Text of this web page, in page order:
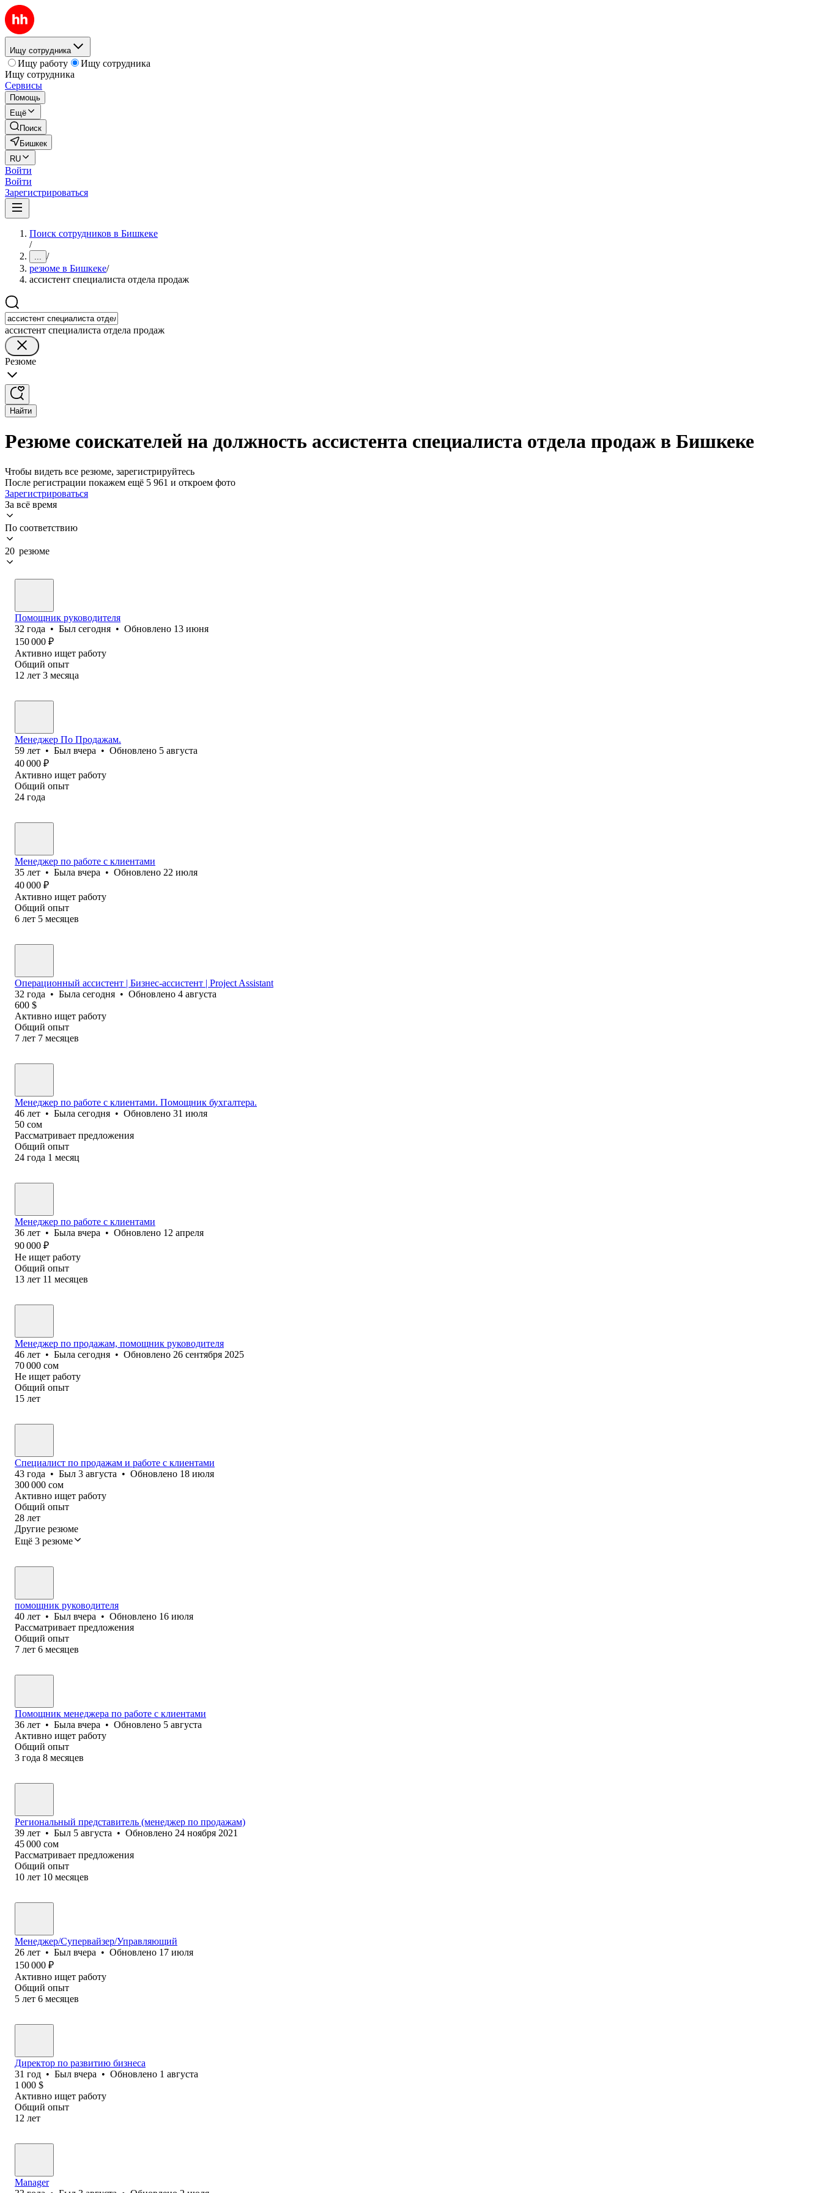
Ищу сотрудника
Ищу работу
Ищу сотрудника
Ищу сотрудника
Сервисы
Помощь
Ещё
Поиск
Бишкек
RU
Войти
Войти
Зарегистрироваться
Поиск сотрудников в Бишкеке
/
... /
резюме в Бишкеке/
ассистент специалиста отдела продаж
ассистент специалиста отдела продаж
Резюме
Найти
Резюме соискателей на должность ассистента специалиста отдела продаж в Бишкеке
Чтобы видеть все резюме, зарегистрируйтесь
После регистрации покажем ещё 5 961 и откроем фото
Зарегистрироваться
За всё время
По соответствию
20 резюме
Помощник руководителя
32 года • Был сегодня • Обновлено 13 июня
150 000 ₽
Активно ищет работу
Общий опыт
12 лет 3 месяца
Менеджер По Продажам.
59 лет • Был вчера • Обновлено 5 августа
40 000 ₽
Активно ищет работу
Общий опыт
24 года
Менеджер по работе с клиентами
35 лет • Была вчера • Обновлено 22 июля
40 000 ₽
Активно ищет работу
Общий опыт
6 лет 5 месяцев
Операционный ассистент | Бизнес-ассистент | Project Assistant
32 года • Была сегодня • Обновлено 4 августа
600 $
Активно ищет работу
Общий опыт
7 лет 7 месяцев
Менеджер по работе с клиентами. Помощник бухгалтера.
46 лет • Была сегодня • Обновлено 31 июля
50 сом
Рассматривает предложения
Общий опыт
24 года 1 месяц
Менеджер по работе с клиентами
36 лет • Была вчера • Обновлено 12 апреля
90 000 ₽
Не ищет работу
Общий опыт
13 лет 11 месяцев
Менеджер по продажам, помощник руководителя
46 лет • Была сегодня • Обновлено 26 сентября 2025
70 000 сом
Не ищет работу
Общий опыт
15 лет
Специалист по продажам и работе с клиентами
43 года • Был 3 августа • Обновлено 18 июля
300 000 сом
Активно ищет работу
Общий опыт
28 лет
Другие резюме
Ещё 3 резюме
помощник руководителя
40 лет • Был вчера • Обновлено 16 июля
Рассматривает предложения
Общий опыт
7 лет 6 месяцев
Помощник менеджера по работе с клиентами
36 лет • Была вчера • Обновлено 5 августа
Активно ищет работу
Общий опыт
3 года 8 месяцев
Региональный представитель (менеджер по продажам)
39 лет • Был 5 августа • Обновлено 24 ноября 2021
45 000 сом
Рассматривает предложения
Общий опыт
10 лет 10 месяцев
Менеджер/Супервайзер/Управляющий
26 лет • Был вчера • Обновлено 17 июля
150 000 ₽
Активно ищет работу
Общий опыт
5 лет 6 месяцев
Директор по развитию бизнеса
31 год • Был вчера • Обновлено 1 августа
1 000 $
Активно ищет работу
Общий опыт
12 лет
Manager